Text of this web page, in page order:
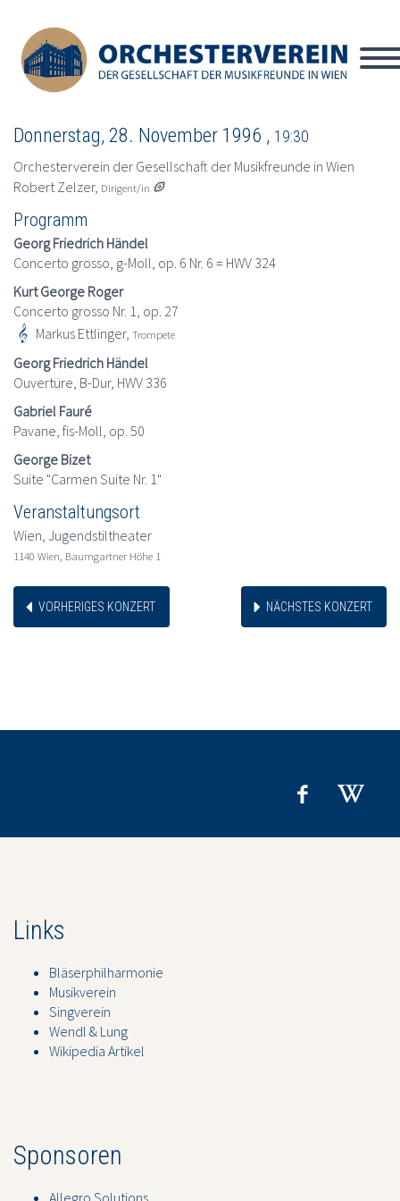
Donnerstag, 28. November 1996 , 19:30
Orchesterverein der Gesellschaft der Musikfreunde in Wien
Robert Zelzer, Dirigent/in 
Programm
Georg Friedrich Händel
Concerto grosso, g-Moll, op. 6 Nr. 6 = HWV 324
Kurt George Roger
Concerto grosso Nr. 1, op. 27
Markus Ettlinger, Trompete
Georg Friedrich Händel
Ouvertüre, B-Dur, HWV 336
Gabriel Fauré
Pavane, fis-Moll, op. 50
George Bizet
Suite "Carmen Suite Nr. 1"
Veranstaltungsort
Wien, Jugendstiltheater
1140 Wien, Baumgartner Höhe 1
VORHERIGES KONZERT NÄCHSTES KONZERT
Links
Bläserphilharmonie
Musikverein
Singverein
Wendl & Lung
Wikipedia Artikel
Sponsoren